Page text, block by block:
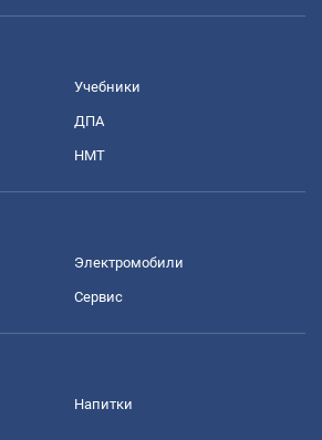
Учебники
ДПА
НМТ
Электромобили
Сервис
Напитки